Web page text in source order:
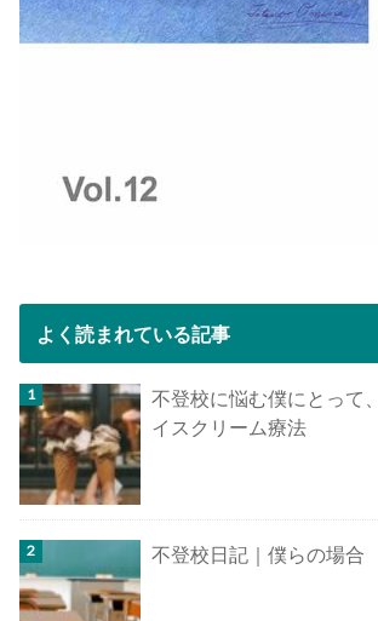
よく読まれている記事
不登校に悩む僕にとって
イスクリーム療法
不登校日記｜僕らの場合